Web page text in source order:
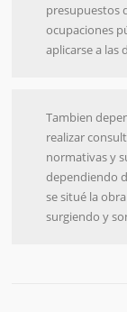
presupuestos
ocupaciones
aplicarse a las
Tambien
realizar
normativas y
dependiendo
se situé la
surgiendo y